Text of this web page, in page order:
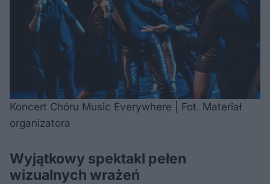
Koncert Chóru Music Everywhere | Fot. Materiał
organizatora
Wyjątkowy spektakl pełen
wizualnych wrażeń